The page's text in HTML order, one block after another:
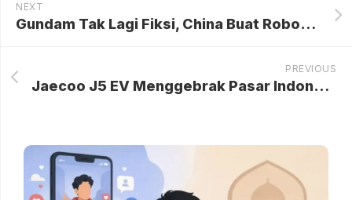
NEXT
Gundam Tak Lagi Fiksi, China Buat Robot Raksasa yang Bisa Dinaiki
PREVIOUS
Jaecoo J5 EV Menggebrak Pasar Indonesia: Dominasi Penjualan Mobil Listrik dengan 11.006 Unit Terdistribusi